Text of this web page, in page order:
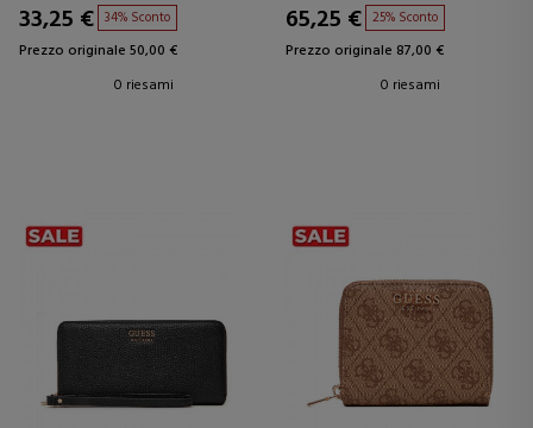
33,25 € 34% Sconto
Prezzo originale 50,00 €
0 riesami
65,25 € 25% Sconto
Prezzo originale 87,00 €
0 riesami